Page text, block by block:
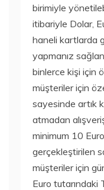
birimiyle
itibariyle Dolar,
haneli kartlarda
yapmanız
binlerce kişi için
müşteriler için
sayesinde artık
atmadan
minimum 10
gerçekleştirilen
müşteriler için
Euro tutarındaki